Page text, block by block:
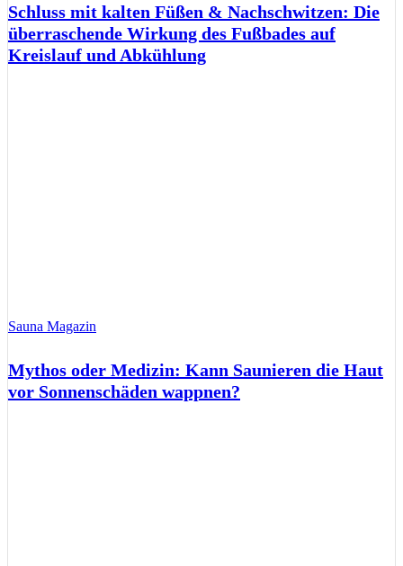
Schluss mit kalten Füßen & Nachschwitzen: Die
überraschende Wirkung des Fußbades auf
Kreislauf und Abkühlung
Sauna Magazin
Mythos oder Medizin: Kann Saunieren die Haut
vor Sonnenschäden wappnen?